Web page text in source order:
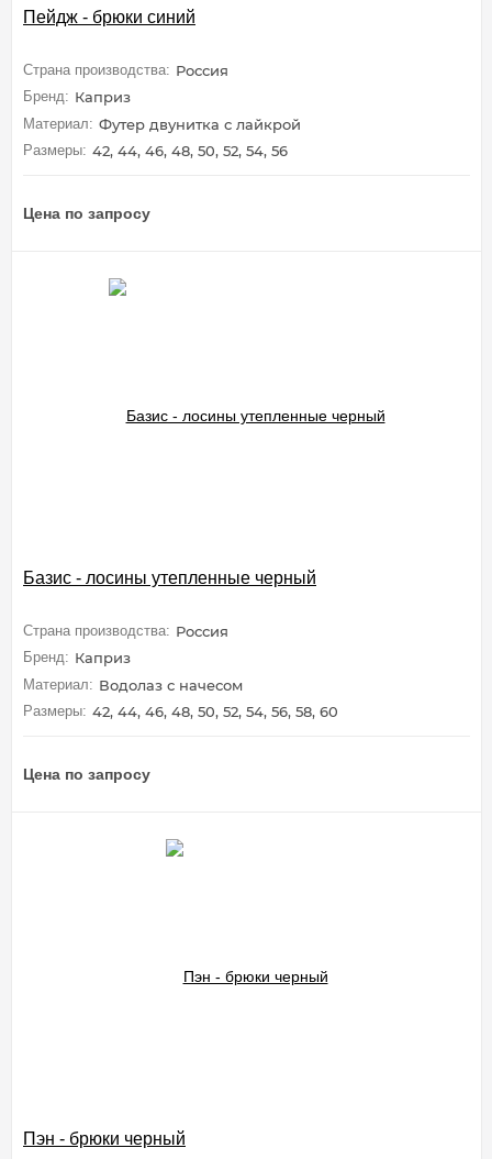
Пейдж - брюки синий
Страна производства: Россия
Бренд: Каприз
Материал: Футер двунитка с лайкрой
Размеры: 42, 44, 46, 48, 50, 52, 54, 56
Цена по запросу
Базис - лосины утепленные черный
Страна производства: Россия
Бренд: Каприз
Материал: Водолаз с начесом
Размеры: 42, 44, 46, 48, 50, 52, 54, 56, 58, 60
Цена по запросу
Пэн - брюки черный